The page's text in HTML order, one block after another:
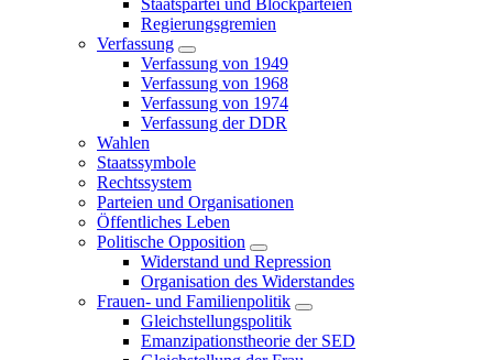
Staatspartei und Blockparteien
Regierungsgremien
Verfassung
Verfassung von 1949
Verfassung von 1968
Verfassung von 1974
Verfassung der DDR
Wahlen
Staatssymbole
Rechtssystem
Parteien und Organisationen
Öffentliches Leben
Politische Opposition
Widerstand und Repression
Organisation des Widerstandes
Frauen- und Familienpolitik
Gleichstellungspolitik
Emanzipationstheorie der SED